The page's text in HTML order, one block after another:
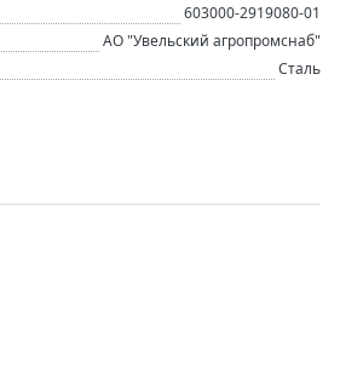
603000-2919080-01
АО "Увельский агропромснаб"
Сталь